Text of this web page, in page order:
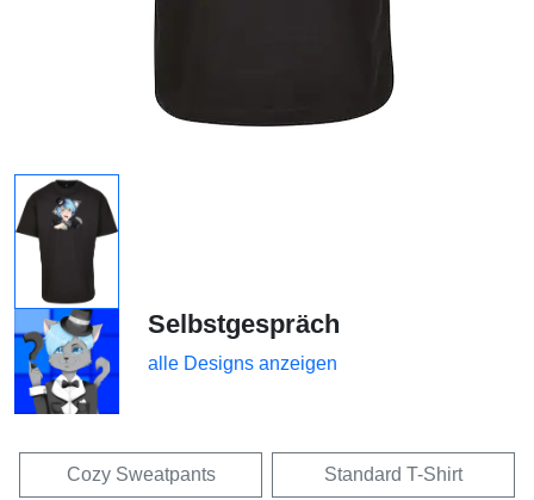
Selbstgespräch
alle Designs anzeigen
Cozy Sweatpants Standard T-Shirt